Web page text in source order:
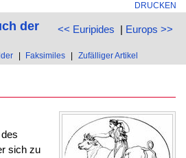
DRUCKEN
<< Euripides | Europs >>
der
Faksimiles Zufälliger Artikel
sich zu